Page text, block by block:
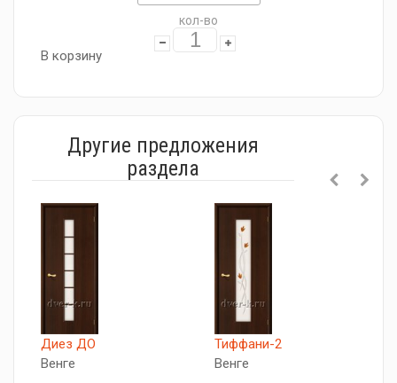
кол-во
В корзину
Другие предложения
раздела
Диез ДО
Венге
Тиффани-2
Венге